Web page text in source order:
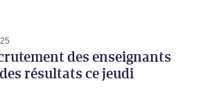
des enseignants
résultats ce jeudi